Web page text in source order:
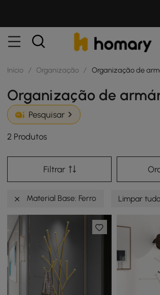
Início / Organização / Organização de
Organização de
Pesquisar
2 Produtos
Filtrar
Material Base: Ferro Limpar tudo